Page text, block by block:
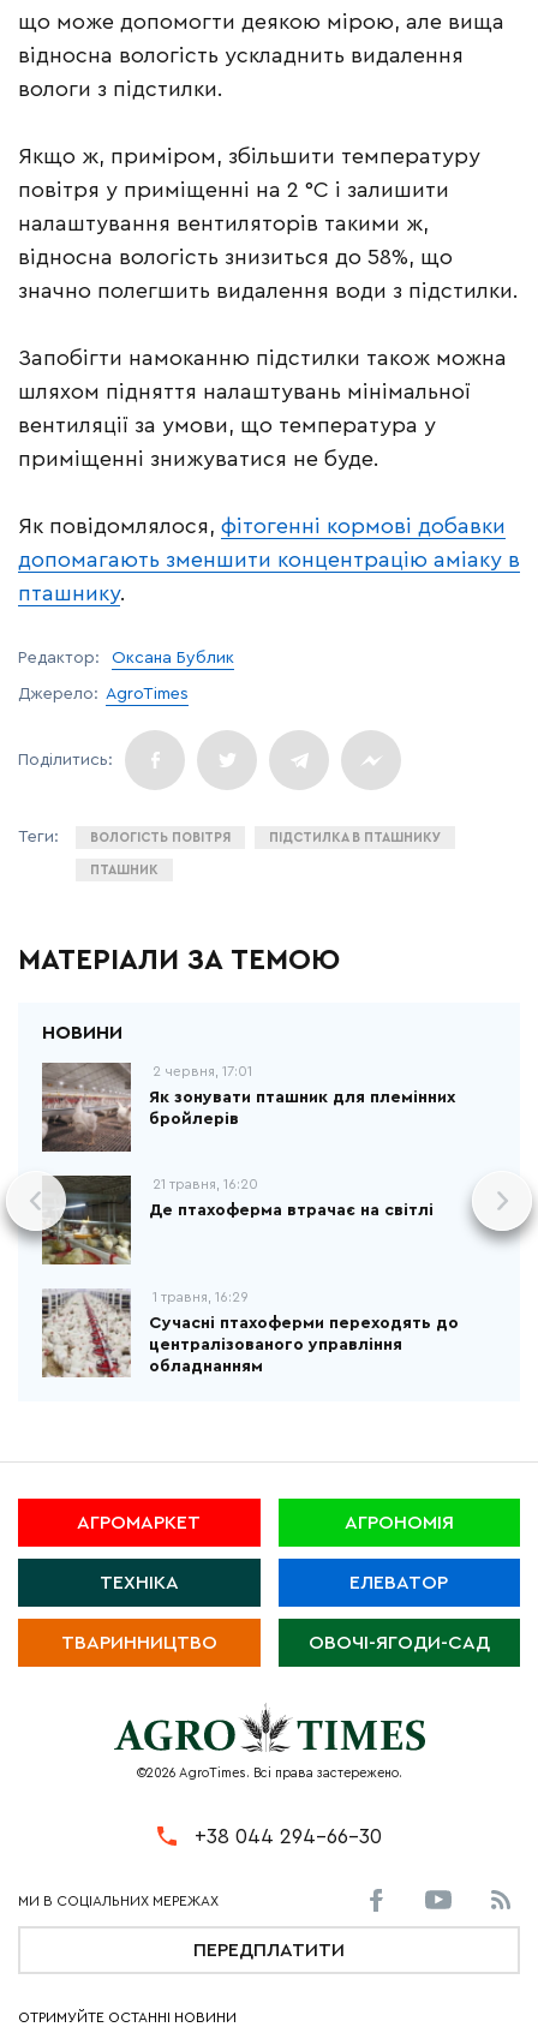
що може допомогти деякою мірою, але вища
відносна вологість ускладнить видалення
вологи з підстилки.
Якщо ж, приміром, збільшити температуру
повітря у приміщенні на 2 °С і залишити
налаштування вентиляторів такими ж,
відносна вологість знизиться до 58%, що
значно полегшить видалення води з підстилки.
Запобігти намоканню підстилки також можна
шляхом підняття налаштувань мінімальної
вентиляції за умови, що температура у
приміщенні знижуватися не буде.
Як повідомлялося, фітогенні кормові добавки
допомагають зменшити концентрацію аміаку в
пташнику.
Редактор: Оксана Бублик
Джерело: AgroTimes
ВОЛОГІСТЬ ПОВІТРЯ ПІДСТИЛКА В ПТАШНИКУ
ПТАШНИК
МАТЕРІАЛИ ЗА ТЕМОЮ
2 червня, 17:01
Як зонувати пташник для племінних
бройлерів
21 травня, 16:20
Де птахоферма втрачає на світлі
1 травня, 16:29
Сучасні птахоферми переходять до
централізованого управління
обладнанням
АГРОМАРКЕТ АГРОНОМІЯ
ТЕХНІКА ЕЛЕВАТОР
ТВАРИННИЦТВО ОВОЧІ-ЯГОДИ-САД
©2026 AgroTimes. Всі права застережено.
+38 044 294-66-30
ПЕРЕДПЛАТИТИ
ОТРИМУЙТЕ ОСТАННІ НОВИНИ